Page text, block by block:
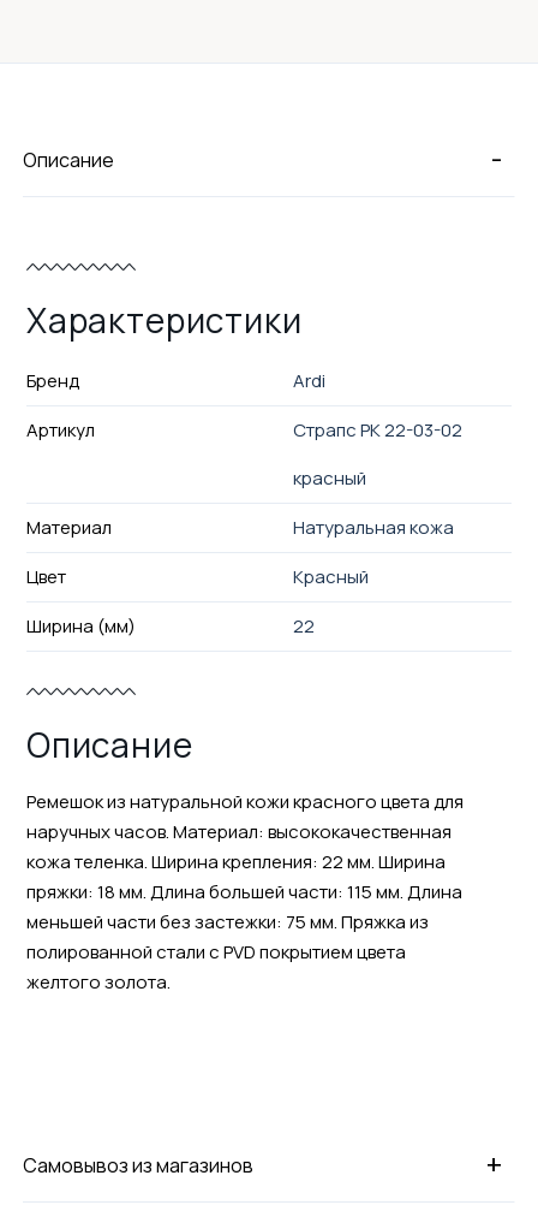
-
Описание
Характеристики
Бренд
Ardi
Артикул
Страпс РК 22-03-02
красный
Материал
Натуральная кожа
Цвет
Красный
Ширина (мм)
22
Описание
Ремешок из натуральной кожи красного цвета для
наручных часов. Материал: высококачественная
кожа теленка. Ширина крепления: 22 мм. Ширина
пряжки: 18 мм. Длина большей части: 115 мм. Длина
меньшей части без застежки: 75 мм. Пряжка из
полированной стали с PVD покрытием цвета
желтого золота.
+
Самовывоз из магазинов